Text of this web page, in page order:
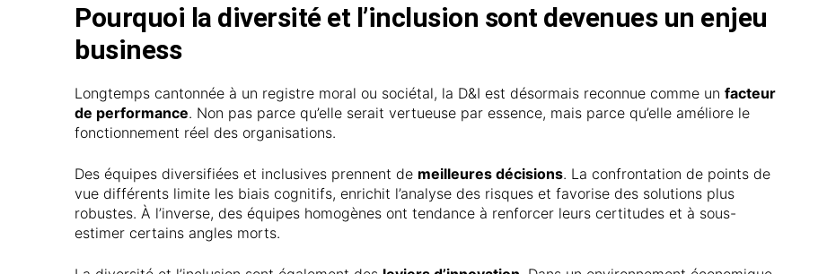
Pourquoi la diversité et l’inclusion sont devenues un enjeu
business
Longtemps cantonnée à un registre moral ou sociétal, la D&I est désormais reconnue comme unfacteur
de performance. Non pas parce qu’elle serait vertueuse par essence, mais parce qu’elle améliore le
fonctionnement réel des organisations.
Des équipes diversifiées et inclusives prennent de meilleures décisions. La confrontation de points de
vue différents limite les biais cognitifs, enrichit l’analyse des risques et favorise des solutions plus
robustes. À l’inverse, des équipes homogènes ont tendance à renforcer leurs certitudes et à sous-
estimer certains angles morts.